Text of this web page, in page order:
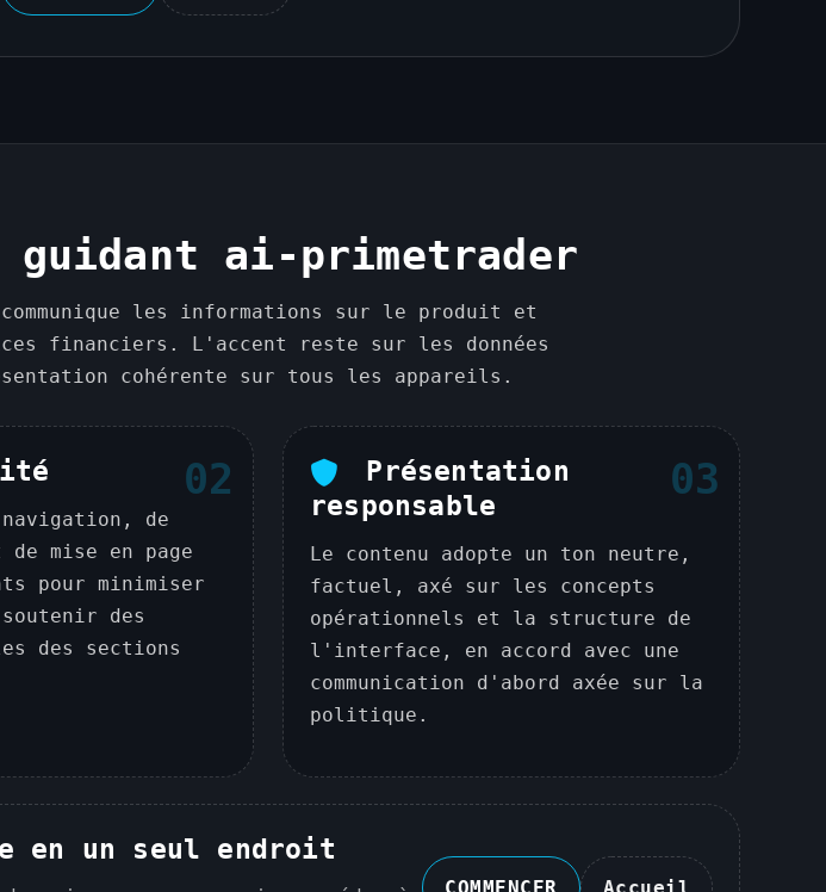
guidant ai-primetrader
les informations sur le produit et
financiers. L'accent reste sur les données
cohérente sur tous les appareils.
02
navigation, de
mise en page
pour minimiser
des
des sections
03
Présentation
responsable
Le contenu adopte un ton neutre,
factuel, axé sur les concepts
opérationnels et la structure de
l'interface, en accord avec une
communication d'abord axée sur la
politique.
en un seul endroit